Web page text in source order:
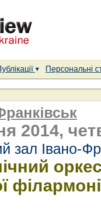
Персональні
2014,
зал Івано-